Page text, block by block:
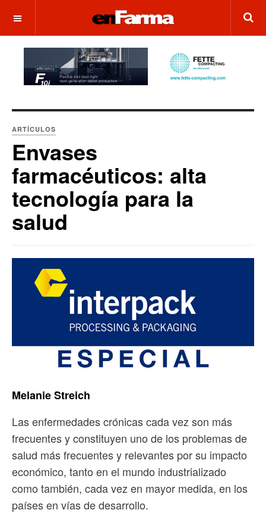
OFF CANVAS
ARTÍCULOS
Envases
farmacéuticos: alta
tecnología para la
salud
Melanie Streich
Las enfermedades crónicas cada vez son más
frecuentes y constituyen uno de los problemas de
salud más frecuentes y relevantes por su impacto
económico, tanto en el mundo industrializado
como también, cada vez en mayor medida, en los
países en vías de desarrollo.